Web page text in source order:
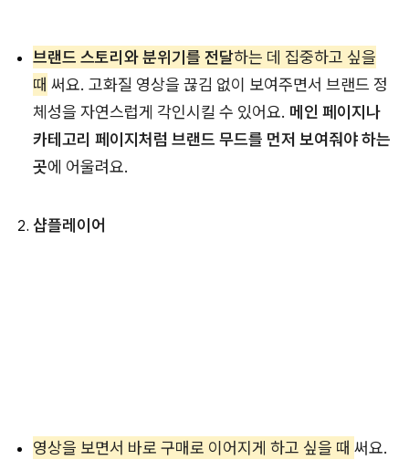
브랜드 스토리와 분위기를 전달하는 데 집중하고 싶을
때 써요. 고화질 영상을 끊김 없이 보여주면서 브랜드 정
체성을 자연스럽게 각인시킬 수 있어요. 메인 페이지나
카테고리 페이지처럼 브랜드 무드를 먼저 보여줘야 하는
곳에 어울려요.
샵플레이어
영상을 보면서 바로 구매로 이어지게 하고 싶을 때 써요.